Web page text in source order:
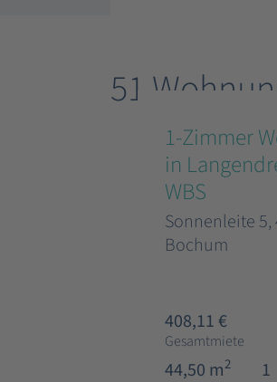
51
1-Zimmer
in
WBS
Sonnenleite 5,
Bochum
408,11 €
Gesamtmiete
44,50 m2 1